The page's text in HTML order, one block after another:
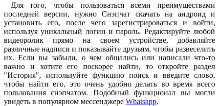
Для того, чтобы пользоваться всеми преимуществами
последней версии, нужно Снэпчат скачать на андроид и
установить его, после чего зарегистрироваться и войти,
используя уникальный логин и пароль. Редактируйте любой
видеоролик прямо на своем устройстве, добавляйте
различные надписи и показывайте друзьям, чтобы развеселить
их. Если вы забыли, о чем общались или написали что-то
важно и хотите его поскорее найти, то откройте раздел
"История", используйте функцию поиск и введите слово,
чтобы найти его, это очень удобно делать во время всего
пользования снэпчатом. Подобный функционал вы могли
увидеть в популярном мессенджере Whatsapp.